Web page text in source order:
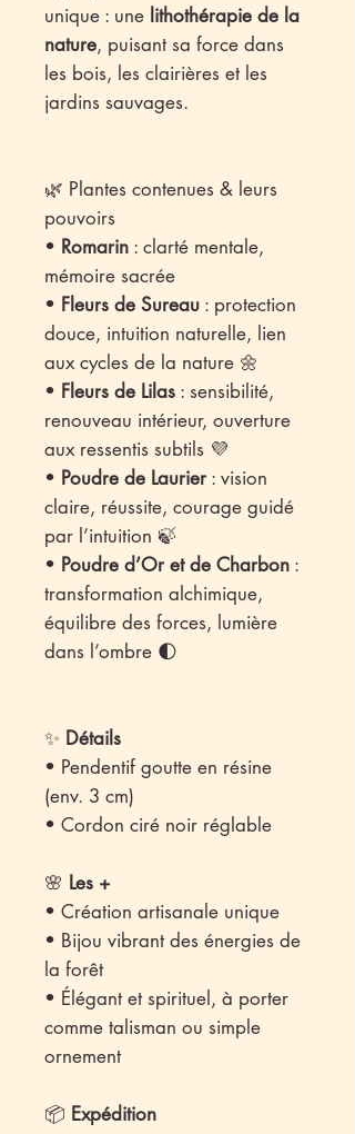
unique : une lithothérapie de la
nature, puisant sa force dans
les bois, les clairières et les
jardins sauvages.
🌿 Plantes contenues & leurs
pouvoirs
• Romarin : clarté mentale,
mémoire sacrée
• Fleurs de Sureau : protection
douce, intuition naturelle, lien
aux cycles de la nature 🌼
• Fleurs de Lilas : sensibilité,
renouveau intérieur, ouverture
aux ressentis subtils 💜
• Poudre de Laurier: vision
claire, réussite, courage guidé
par l’intuition 🍃
• Poudre d’Or et de Charbon :
transformation alchimique,
équilibre des forces, lumière
dans l’ombre 🌓
✨ Détails
• Pendentif goutte en résine
(env. 3 cm)
• Cordon ciré noir réglable
🌸 Les +
• Création artisanale unique
• Bijou vibrant des énergies de
la forêt
• Élégant et spirituel, à porter
comme talisman ou simple
ornement
📦 Expédition